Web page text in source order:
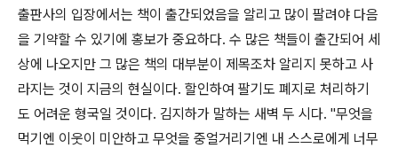
출판사의 입장에서는 책이 출간되었음을 알리고 많이 팔려야 다음
을 기약할 수 있기에 홍보가 중요하다. 수 많은 책들이 출간되어 세
상에 나오지만 그 많은 책의 대부분이 제목조차 알리지 못하고 사
라지는 것이 지금의 현실이다. 할인하여 팔기도 폐지로 처리하기
도 어려운 형국일 것이다. 김지하가 말하는 새벽 두 시다. "무엇을
먹기엔 이웃이 미안하고 무엇을 중얼거리기엔 내 스스로에게 너무